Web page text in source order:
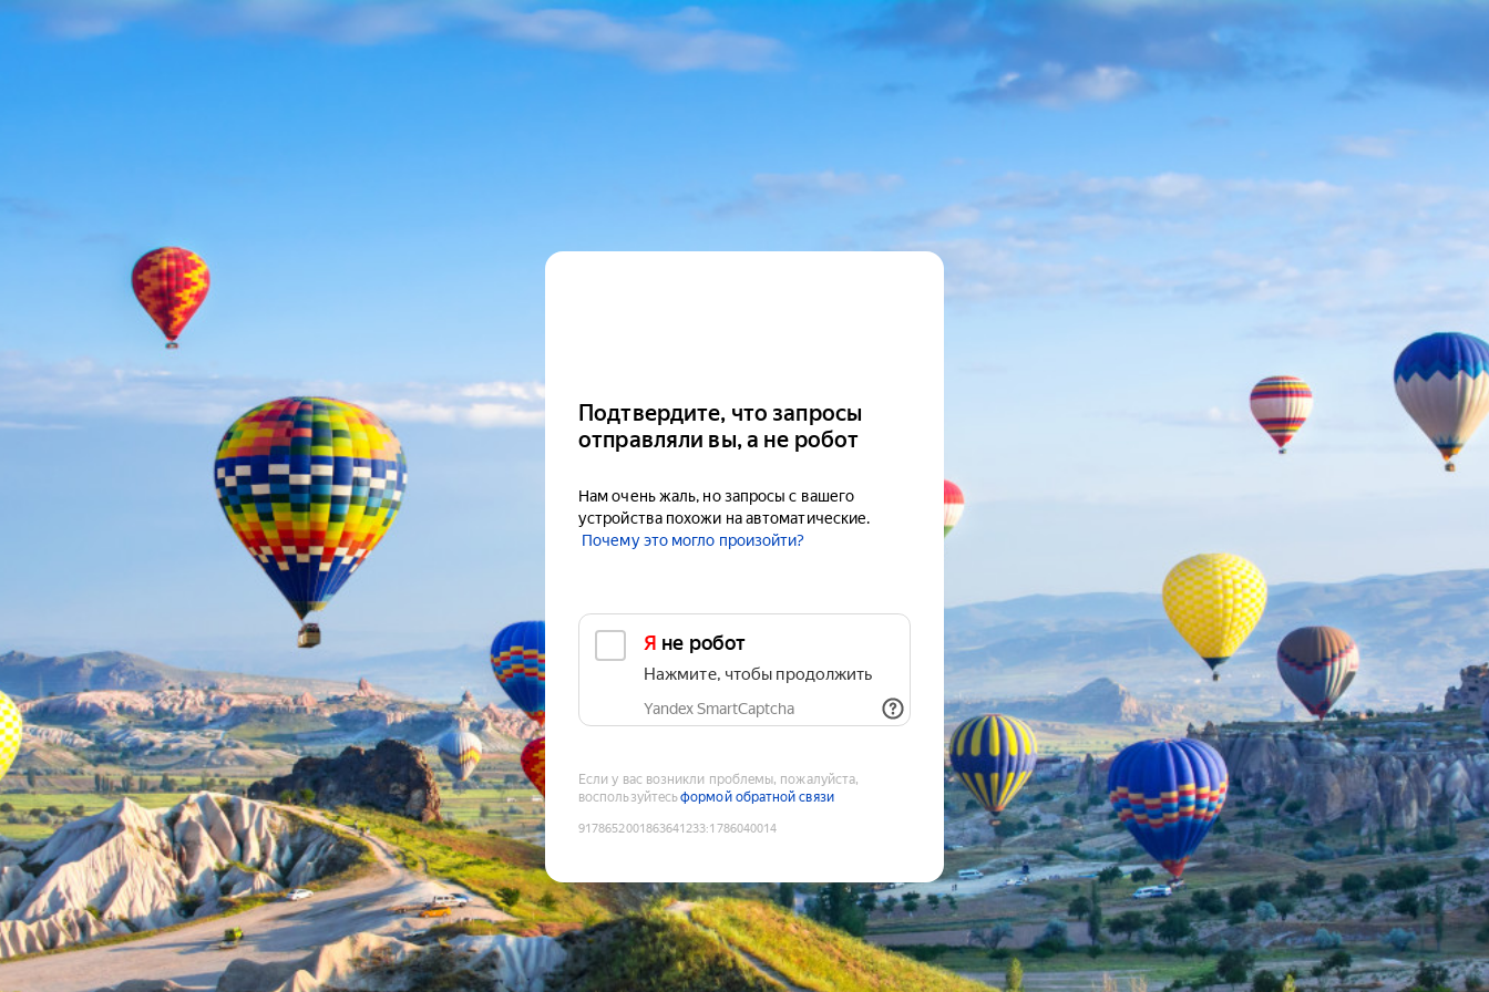
Подтвердите, что запросы
отправляли вы, а не робот
Нам очень жаль, но запросы с вашего
устройства похожи на автоматические.
Почему это могло произойти?
Я не робот
Нажмите, чтобы продолжить
Yandex SmartCaptcha
Если у вас возникли проблемы, пожалуйста,
воспользуйтесьформой обратной связи
9178652001863641233:1786040014